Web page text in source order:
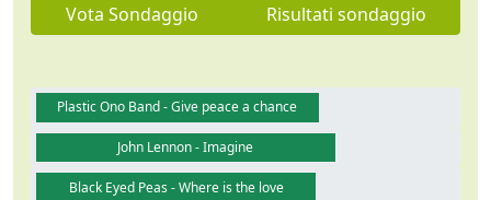
Vota Sondaggio Risultati sondaggio
Plastic Ono Band - Give peace a chance
John Lennon - Imagine
Black Eyed Peas - Where is the love